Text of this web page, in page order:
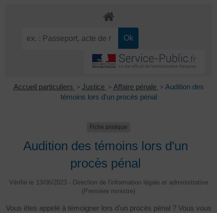
Accueil particuliers > Justice > Affaire pénale > Audition des
témoins lors d'un procès pénal
Fiche pratique
Audition des témoins lors d'un
procès pénal
Vérifié le 13/06/2023 - Direction de l'information légale et administrative
(Première ministre)
Vous êtes appelé à témoigner lors d'un procès pénal ? Vous vous